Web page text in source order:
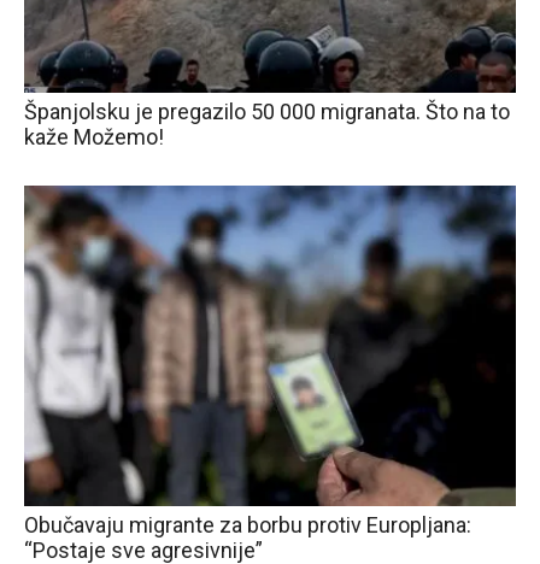
Španjolsku je pregazilo 50 000 migranata. Što na to
kaže Možemo!
Obučavaju migrante za borbu protiv Europljana:
“Postaje sve agresivnije”